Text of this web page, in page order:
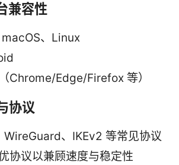
兼容性
、Linux
Chrome/Edge/Firefox 等）
协议
WireGuard、IKEv2 等常见协议
协议以兼顾速度与稳定性